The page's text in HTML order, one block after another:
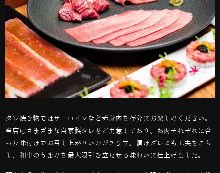
タレ焼き物ではサーロインなど赤身肉を存分にお楽しみください。
当店はさまざまな自家製タレをご用意しており、お肉それぞれに合
った味付けでお召し上がりいただきます。漬けダレにも工夫をこら
し、和牛のうまみを最大限引き立たせる味わいに仕上げました。